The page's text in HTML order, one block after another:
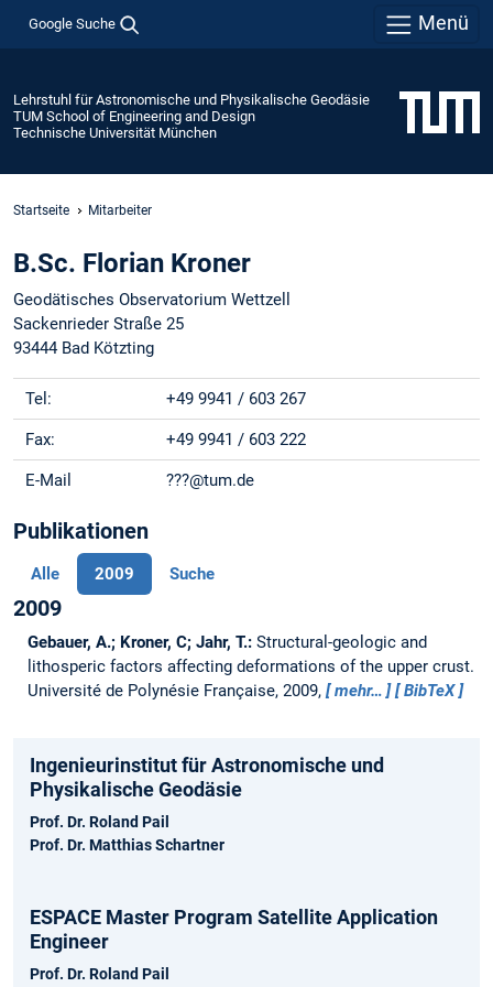
Google Suche Menü
Lehrstuhl für Astronomische und Physikalische Geodäsie
TUM School of Engineering and Design
Technische Universität München
Startseite Mitarbeiter
B.Sc. Florian Kroner
Geodätisches Observatorium Wettzell
Sackenrieder Straße 25
93444 Bad Kötzting
Tel: +49 9941 / 603 267
Fax: +49 9941 / 603 222
E-Mail ???@tum.de
Publikationen
Alle 2009 Suche
2009
Gebauer, A.; Kroner, C; Jahr, T.: Structural-geologic and
lithosperic factors affecting deformations of the upper crust.
Université de Polynésie Française, 2009,
mehr… BibTeX
Ingenieurinstitut für Astronomische und
Physikalische Geodäsie
Prof. Dr. Roland Pail
Prof. Dr. Matthias Schartner
ESPACE Master Program Satellite Application
Engineer
Prof. Dr. Roland Pail